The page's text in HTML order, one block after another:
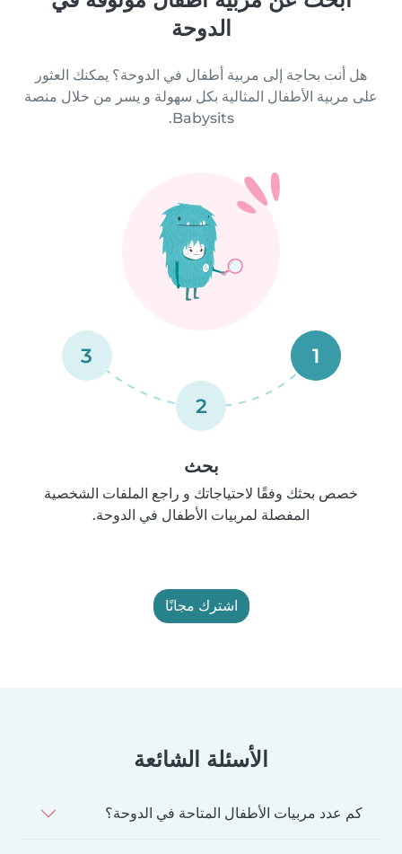
الدوحة
هل أنت بحاجة إلى مربية أطفال في الدوحة؟ يمكنك العثور
على مربية الأطفال المثالية بكل سهولة و يسر من خلال منصة
Babysits.
1
2
3
بحث
خصص بحثك وفقًا لاحتياجاتك و راجع الملفات الشخصية
المفصلة لمربيات الأطفال في الدوحة.
اشترك مجانًا
الأسئلة الشائعة
كم عدد مربيات الأطفال المتاحة في الدوحة؟